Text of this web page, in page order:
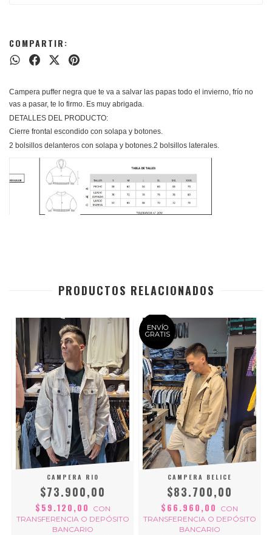
COMPARTIR:
Campera puffer negra que te va a salvar las papas todo el invierno, frío no
vas a pasar, te lo firmo. Es muy abrigada.
DETALLES DEL PRODUCTO:
Cierre frontal escondido con solapa y botones.
2 bolsillos delanteros con solapa y botones.2 bolsillos laterales.
PRODUCTOS RELACIONADOS
CAMPERA RIO
$73.900,00
$59.120,00
CON
TRANSFERENCIA O DEPÓSITO
BANCARIO
ENVÍO
GRATIS
CAMPERA BELICE
$83.700,00
$66.960,00
CON
TRANSFERENCIA O DEPÓSITO
BANCARIO